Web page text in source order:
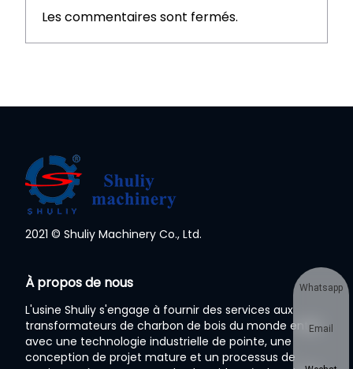
Les commentaires sont fermés.
2021 © Shuliy Machinery Co., Ltd.
À propos de nous
L'usine Shuliy s'engage à fournir des services aux
transformateurs de charbon de bois du monde entier
avec une technologie industrielle de pointe, une
conception de projet mature et un processus de
Whatsapp
Email